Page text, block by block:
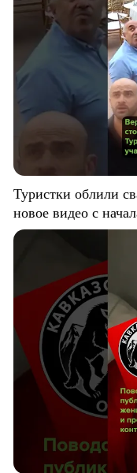
Туристки облили
новое видео с